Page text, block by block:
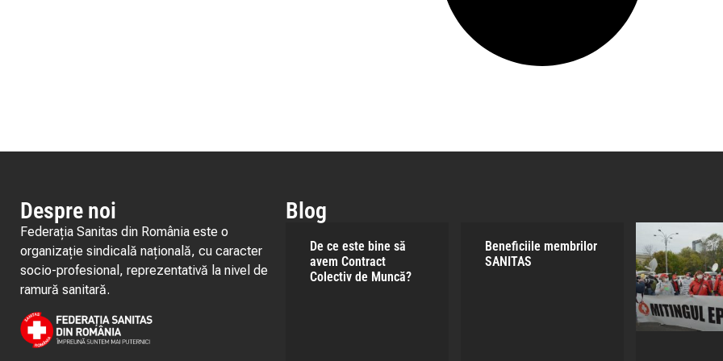
Despre noi
Federația Sanitas din România este o
organizație sindicală națională, cu caracter
socio-profesional, reprezentativă la nivel de
ramură sanitară.
Blog
De ce este bine să
avem Contract
Colectiv de Muncă?
Beneficiile membrilor
SANITAS​